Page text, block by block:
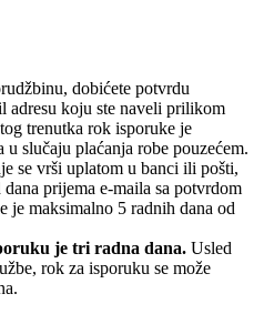
dobićete potvrdu
adresu koju ste naveli prilikom
trenutka rok isporuke je
u slučaju plaćanja robe pouzećem.
se vrši uplatom u banci ili pošti,
prijema e-maila sa potvrdom
je maksimalno 5 radnih dana od
je tri radna dana. Usled
rok za isporuku se može